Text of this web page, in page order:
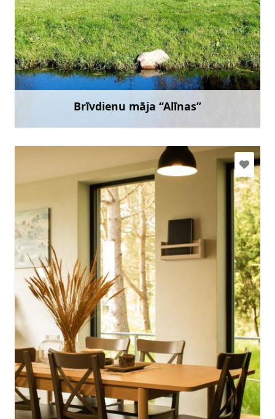
Brīvdienu māja “Alīnas”
info@alinaspirts.lv
+371 29244711
Uzzināt vairāk
info@coastalfeelings.com
+371 29475692